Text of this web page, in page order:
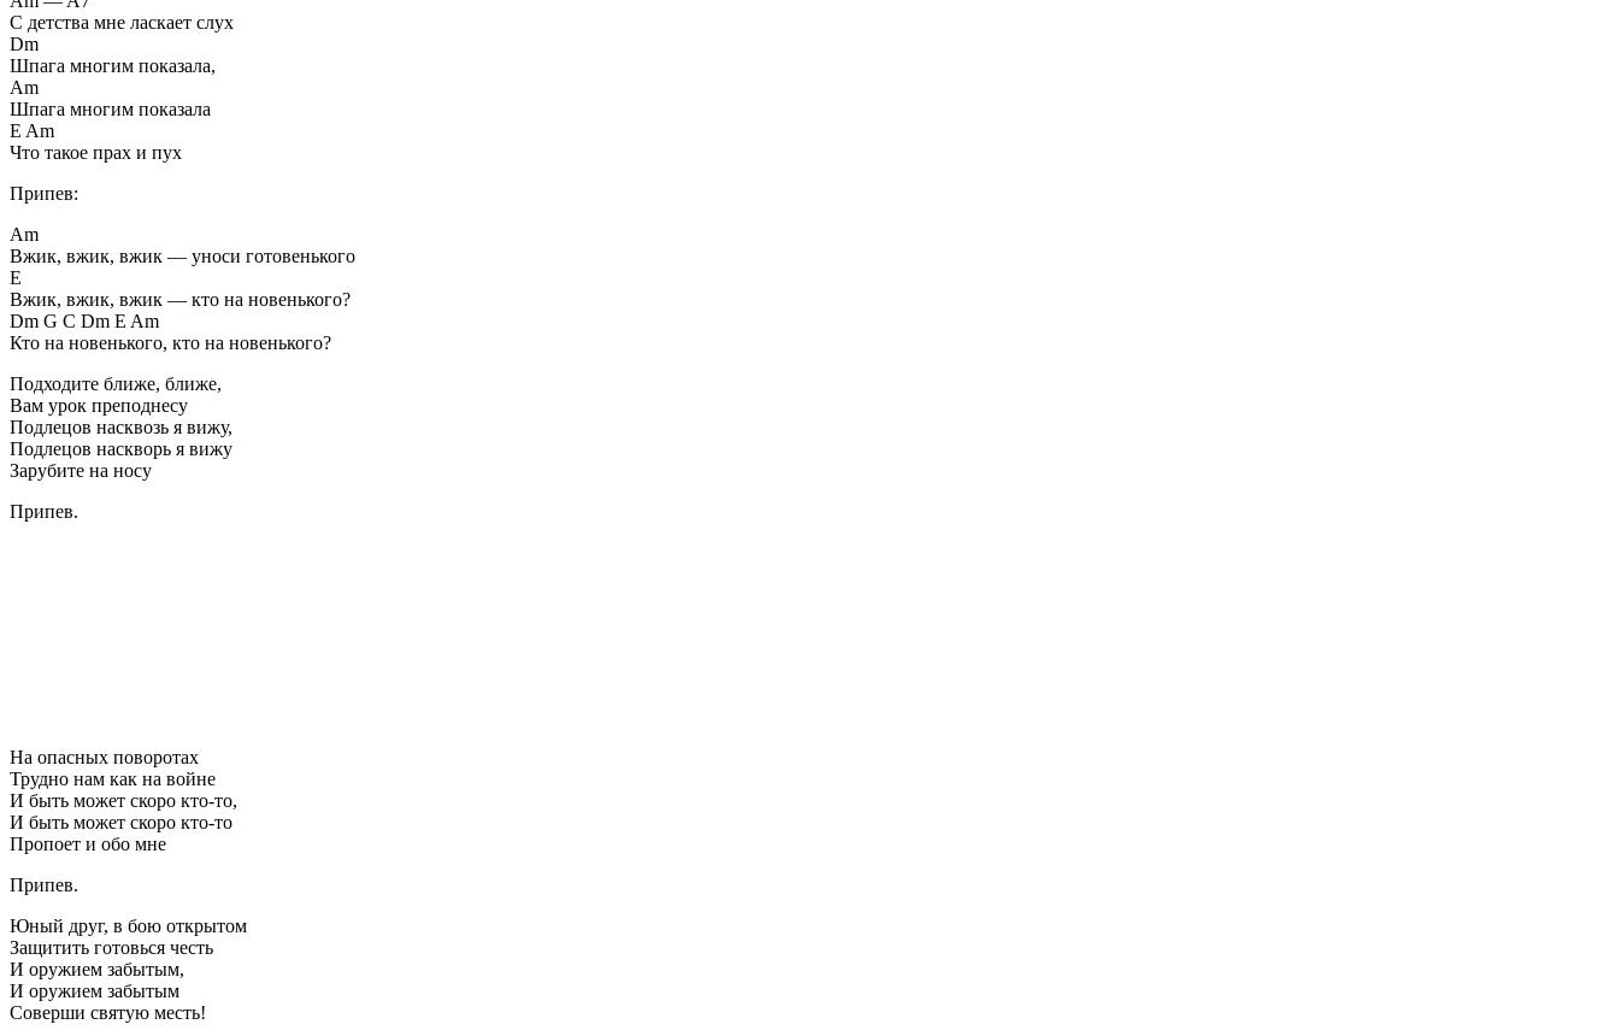
С детства мне ласкает слух
Dm
Шпага многим показала,
Am
Шпага многим показала
E Am
Что такое прах и пух
Припев:
Am
Вжик, вжик, вжик — уноси готовенького
E
Вжик, вжик, вжик — кто на новенького?
Dm G C Dm E Am
Кто на новенького, кто на новенького?
Подходите ближе, ближе,
Вам урок преподнесу
Подлецов насквозь я вижу,
Подлецов насквоpь я вижу
Зарубите на носу
Припев.
На опасных поворотах
Трудно нам как на войне
И быть может скоро кто-то,
И быть может скоро кто-то
Пропоет и обо мне
Припев.
Юный друг, в бою открытом
Защитить готовься честь
И оружием забытым,
И оружием забытым
Соверши святую месть!